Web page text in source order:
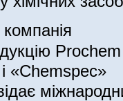
Prochem
«Chemspec»